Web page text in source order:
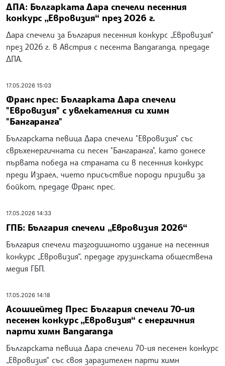
ДПА: Българката Дара спечели песенния
конкурс „Евровизия“ през 2026 г.
Дара спечели за България песенния конкурс „Евровизия“
през 2026 г. в Австрия с песента Bangaranga, предаде
ДПА.
17.05.2026 15:03
Франс прес: Българката Дара спечели
"Евровизия" с увлекателния си химн
"Бангаранга"
Българската певица Дара спечели "Евровизия" със
свръхенергичната си песен "Бангаранга", като донесе
първата победа на страната си в песенния конкурс
преди Израел, чието присъствие породи призиви за
бойкот, предаде Франс прес.
17.05.2026 14:33
ГПБ: България спечели „Евровизия 2026“
България спечели тазгодишното издание на песенния
конкурс „Евровизия“, предаде грузинската обществена
медия ГБП.
17.05.2026 14:18
Асошиейтед Прес: България спечели 70-ия
песенен конкурс „Евровизия“ с енергичния
парти химн Bangaranga
Българската певица Дара спечели 70-ия песенен конкурс
„Евровизия“ със своя заразителен парти химн